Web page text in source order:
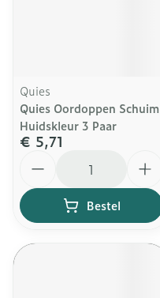
Quies
Quies Oordoppen Schuim
Huidskleur 3 Paar
€ 5,71
Bestel